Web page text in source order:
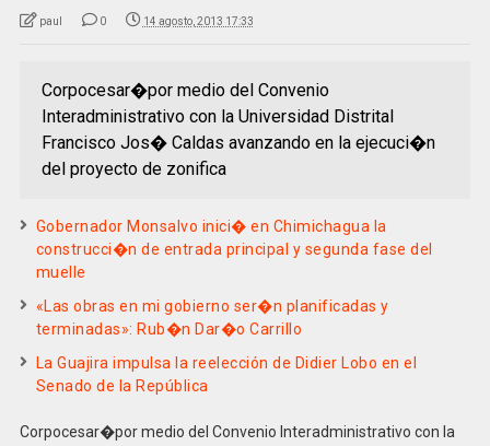
paul 0 14 agosto, 2013 17:33
Corpocesar�por medio del Convenio
Interadministrativo con la Universidad Distrital
Francisco Jos� Caldas avanzando en la ejecuci�n
del proyecto de zonifica
Gobernador Monsalvo inici� en Chimichagua la
construcci�n de entrada principal y segunda fase del
muelle
«Las obras en mi gobierno ser�n planificadas y
terminadas»: Rub�n Dar�o Carrillo
La Guajira impulsa la reelección de Didier Lobo en el
Senado de la República
Corpocesar�por medio del Convenio Interadministrativo con la